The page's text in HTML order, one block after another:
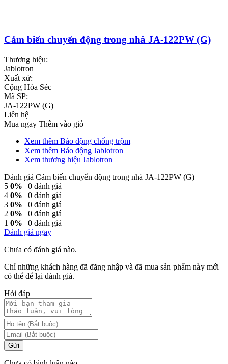
Cảm biến chuyển động trong nhà JA-122PW (G)
Thương hiệu:
Jablotron
Xuất xứ:
Cộng Hòa Séc
Mã SP:
JA-122PW (G)
Liên hệ
Mua ngay Thêm vào giỏ
Xem thêm Báo động chống trộm
Xem thêm Báo động Jablotron
Xem thương hiệu Jablotron
Đánh giá Cảm biến chuyển động trong nhà JA-122PW (G)
5 0% | 0 đánh giá
4 0% | 0 đánh giá
3 0% | 0 đánh giá
2 0% | 0 đánh giá
1 0% | 0 đánh giá
Đánh giá ngay
Chưa có đánh giá nào.
Chỉ những khách hàng đã đăng nhập và đã mua sản phẩm này mới
có thể để lại đánh giá.
Hỏi đáp
Gửi